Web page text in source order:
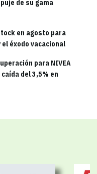
de su gama
en agosto para
éxodo vacacional
para NIVEA
del 3,5% en